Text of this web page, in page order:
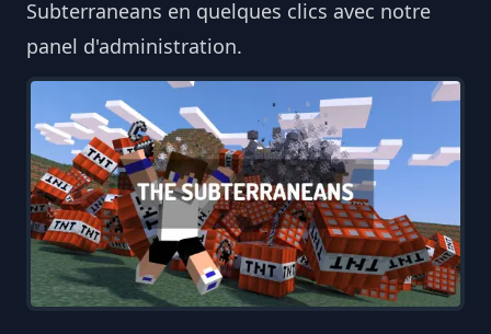
Subterraneans en quelques clics avec notre
panel d'administration.